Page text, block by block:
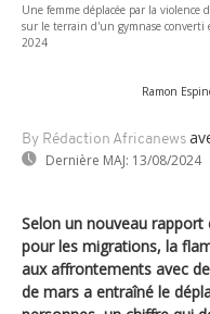
Une femme déplacée par la violence
sur le terrain d'un gymnase converti
2024
Ramon
By Rédaction Africanews
Dernière MAJ: 13/08/2024
Selon un nouveau
pour les migrations, la
aux affrontements avec
de mars a entraîné le